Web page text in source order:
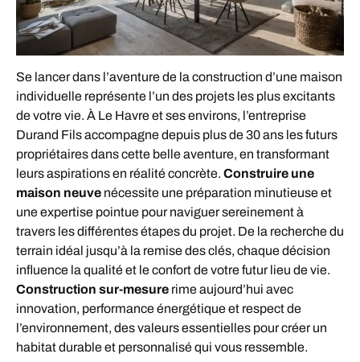
Se lancer dans l’aventure de la construction d’une maison
individuelle représente l’un des projets les plus excitants
de votre vie. À Le Havre et ses environs, l’entreprise
Durand Fils accompagne depuis plus de 30 ans les futurs
propriétaires dans cette belle aventure, en transformant
leurs aspirations en réalité concrète. Construire une
maison neuve nécessite une préparation minutieuse et
une expertise pointue pour naviguer sereinement à
travers les différentes étapes du projet. De la recherche du
terrain idéal jusqu’à la remise des clés, chaque décision
influence la qualité et le confort de votre futur lieu de vie.
Construction sur-mesure rime aujourd’hui avec
innovation, performance énergétique et respect de
l’environnement, des valeurs essentielles pour créer un
habitat durable et personnalisé qui vous ressemble.